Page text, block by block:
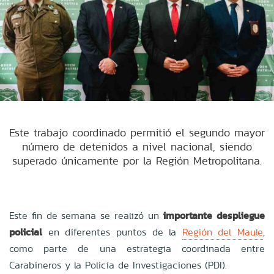
Este trabajo coordinado permitió el segundo mayor
número de detenidos a nivel nacional, siendo
superado únicamente por la Región Metropolitana.
Este fin de semana se realizó un importante despliegue
policial en diferentes puntos de la Región del Maule,
como parte de una estrategia coordinada entre
Carabineros y la Policía de Investigaciones (PDI).